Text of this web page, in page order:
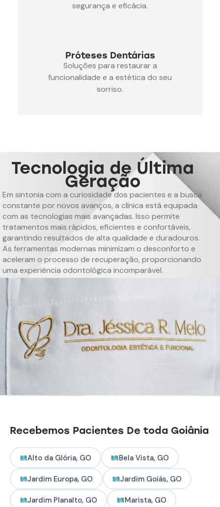
segurança e eficácia.
Próteses Dentárias
Soluções para restaurar a
funcionalidade e a estética do seu
sorriso.
Tecnologia de Última
Geração
Em sintonia com a curiosidade dos pacientes e a busca
constante por novos avanços, a clínica está equipada
com as tecnologias mais avançadas. Isso permite
tratamentos mais rápidos, eficientes e confortáveis,
garantindo resultados de alta qualidade e duradouros.
As ferramentas modernas minimizam o desconforto e
aceleram o processo de recuperação, proporcionando
uma experiência odontológica incomparável.
Recebemos Pacientes De toda Goiânia
Alto da Glória, GO Bela Vista, GO
Jardim Europa, GO Jardim Goiás, GO
Jardim Planalto, GO Marista, GO